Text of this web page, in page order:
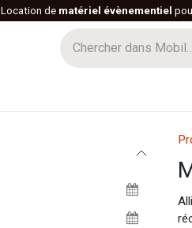
Location de matériel évènementiel